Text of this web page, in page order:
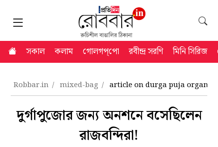
সকাল কলাম গোলগপ্‌পো রবীন্দ্র সরণি মিনি সিরিজ
Robbar.in mixed-bag article on durga puja
দুর্গাপুজোর জন্য অনশনে বসেছিলেন
রাজবন্দিরা!